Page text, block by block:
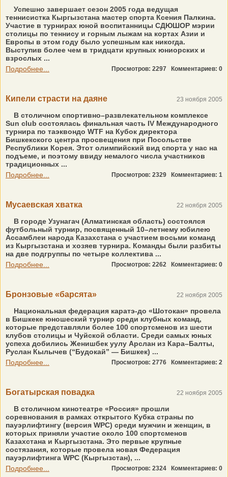
Успешно завершает сезон 2005 года ведущая
теннисистка Кыргызстана мастер спорта Ксения Палкина.
Участие в турнирах юной воспитанницы СДЮШОР мэрии
столицы по теннису и горным лыжам на кортах Азии и
Европы в этом году было успешным как никогда.
Выступив более чем в тридцати крупных юниорских и
взрослых ...
Подробнее...
Просмотров: 2297 Комментариев: 0
Кипели страсти на даяне 23 ноября 2005
В столичном спортивно–развлекательном комплексе
Sun club состоялась финальная часть IV Международного
турнира по таэквондо WTF на Кубок директора
Бишкекского центра просвещения при Посольстве
Республики Корея. Этот олимпийский вид спорта у нас на
подъеме, и поэтому ввиду немалого числа участников
традиционных ...
Подробнее...
Просмотров: 2329 Комментариев: 1
Мусаевская хватка 22 ноября 2005
В городе Узунагач (Алматинская область) состоялся
футбольный турнир, посвященный 10–летнему юбилею
Ассамблеи народа Казахстана с участием восьми команд
из Кыргызстана и хозяев турнира. Команды были разбиты
на две подгруппы по четыре коллектива ...
Подробнее...
Просмотров: 2262 Комментариев: 0
Бронзовые «барсята» 22 ноября 2005
Национальная федерация каратэ-до «Шотокан» провела
в Бишкеке юношеский турнир среди клубных команд,
которые представляли более 100 спортсменов из шести
клубов столицы и Чуйской области. Среди самых юных
успеха добились Женишбек уулу Арслан из Кара–Балты,
Руслан Кылычев (“Будокай” — Бишкек) ...
Подробнее...
Просмотров: 2776 Комментариев: 2
Богатырская повадка 22 ноября 2005
В столичном кинотеатре «Россия» прошли
соревнования в рамках открытого Кубка страны по
пауэрлифтингу (версия WPC) среди мужчин и женщин, в
которых приняли участие около 100 спортсменов
Казахстана и Кыргызстана. Это первые крупные
состязания, которые провела новая Федерация
пауэрлифтинга WPC (Кыргызстан), ...
Подробнее...
Просмотров: 2324 Комментариев: 0